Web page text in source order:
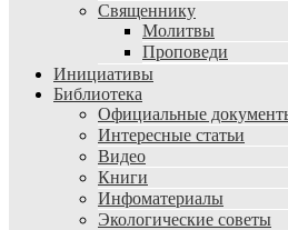
Священнику
Молитвы
Проповеди
Инициативы
Библиотека
Официальные
Интересные статьи
Видео
Книги
Инфоматериалы
Экологические советы